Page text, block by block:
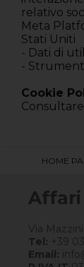
relativo
Meta
Stati Uniti
- Dati di
-
Cookie
HOME
Affari
Via
Tel: +39
Email: